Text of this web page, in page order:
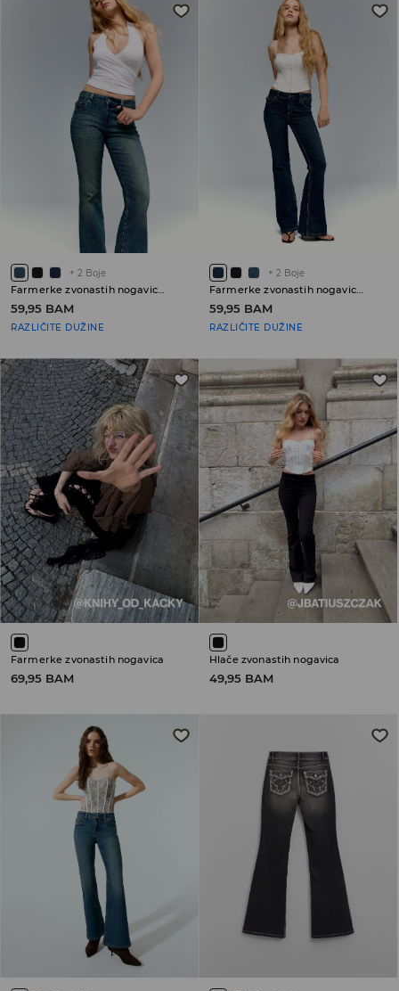
+ 2 Boje
Farmerke zvonastih nogavica sa niskim strukom
59,95 BAM
RAZLIČITE DUŽINE
+ 2 Boje
Farmerke zvonastih nogavica sa niskim strukom
59,95 BAM
RAZLIČITE DUŽINE
Farmerke zvonastih nogavica
69,95 BAM
Hlače zvonastih nogavica
49,95 BAM